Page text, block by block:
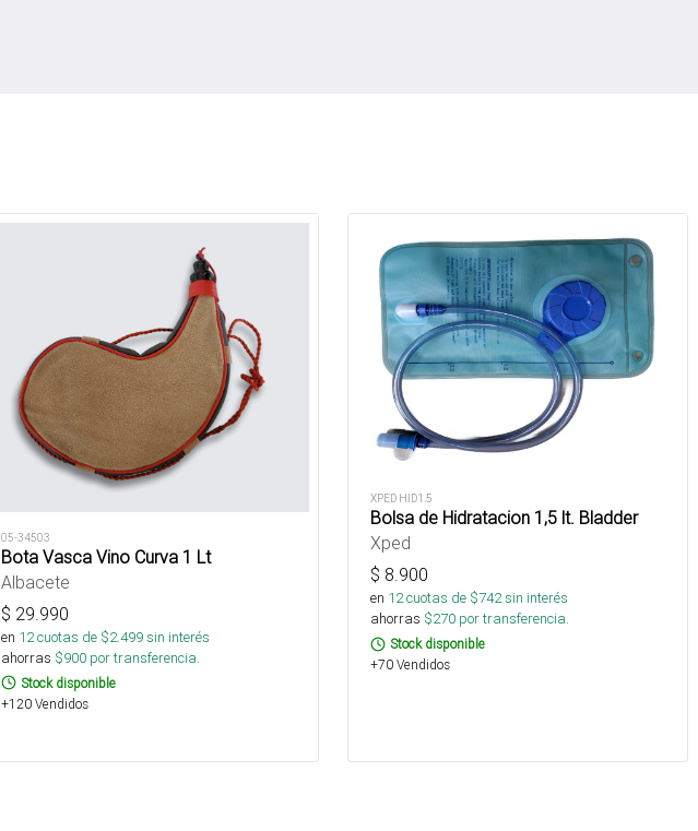
05-34503
Bota Vasca Vino Curva 1 Lt
Albacete
$ 29.990
en 12cuotas de $2.499sin interés
ahorras $900 por transferencia.
Stock disponible
+120 Vendidos
XPED HID1.5
Bolsa de Hidratacion 1,5 lt. Bladder
Xped
$ 8.900
en 12cuotas de $742sin interés
ahorras $270 por transferencia.
Stock disponible
+70 Vendidos